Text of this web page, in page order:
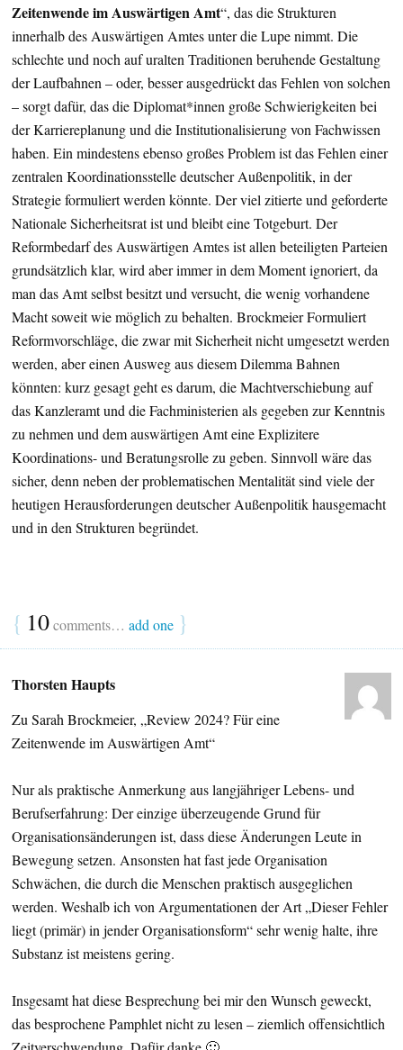
Zeitenwende im Auswärtigen Amt“, das die Strukturen
innerhalb des Auswärtigen Amtes unter die Lupe nimmt. Die
schlechte und noch auf uralten Traditionen beruhende Gestaltung
der Laufbahnen – oder, besser ausgedrückt das Fehlen von solchen
– sorgt dafür, das die Diplomat*innen große Schwierigkeiten bei
der Karriereplanung und die Institutionalisierung von Fachwissen
haben. Ein mindestens ebenso großes Problem ist das Fehlen einer
zentralen Koordinationsstelle deutscher Außenpolitik, in der
Strategie formuliert werden könnte. Der viel zitierte und geforderte
Nationale Sicherheitsrat ist und bleibt eine Totgeburt. Der
Reformbedarf des Auswärtigen Amtes ist allen beteiligten Parteien
grundsätzlich klar, wird aber immer in dem Moment ignoriert, da
man das Amt selbst besitzt und versucht, die wenig vorhandene
Macht soweit wie möglich zu behalten. Brockmeier Formuliert
Reformvorschläge, die zwar mit Sicherheit nicht umgesetzt werden
werden, aber einen Ausweg aus diesem Dilemma Bahnen
könnten: kurz gesagt geht es darum, die Machtverschiebung auf
das Kanzleramt und die Fachministerien als gegeben zur Kenntnis
zu nehmen und dem auswärtigen Amt eine Explizitere
Koordinations- und Beratungsrolle zu geben. Sinnvoll wäre das
sicher, denn neben der problematischen Mentalität sind viele der
heutigen Herausforderungen deutscher Außenpolitik hausgemacht
und in den Strukturen begründet.
{ 10comments… add one }
Thorsten Haupts
Zu Sarah Brockmeier, „Review 2024? Für eine
Zeitenwende im Auswärtigen Amt“
Nur als praktische Anmerkung aus langjähriger Lebens- und
Berufserfahrung: Der einzige überzeugende Grund für
Organisationsänderungen ist, dass diese Änderungen Leute in
Bewegung setzen. Ansonsten hat fast jede Organisation
Schwächen, die durch die Menschen praktisch ausgeglichen
werden. Weshalb ich von Argumentationen der Art „Dieser Fehler
liegt (primär) in jender Organisationsform“ sehr wenig halte, ihre
Substanz ist meistens gering.
Insgesamt hat diese Besprechung bei mir den Wunsch geweckt,
das besprochene Pamphlet nicht zu lesen – ziemlich offensichtlich